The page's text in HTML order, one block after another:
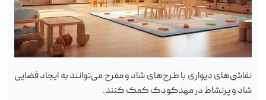
نقاشی‌های دیواری با طرح‌های شاد و مفرح می‌توانند به ایجاد فضایی
شاد و پرنشاط در مهدکودک کمک کنند.